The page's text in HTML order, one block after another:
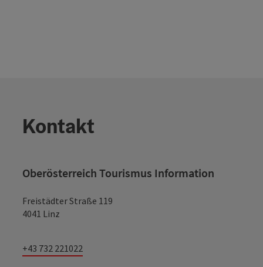
Kontakt
Oberösterreich Tourismus Information
Freistädter Straße 119
4041 Linz
+43 732 221022